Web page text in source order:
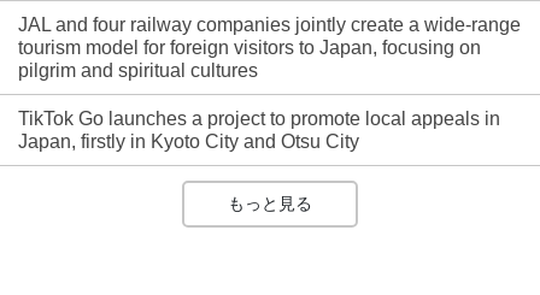
JAL and four railway companies jointly create a wide-range
tourism model for foreign visitors to Japan, focusing on
pilgrim and spiritual cultures
TikTok Go launches a project to promote local appeals in
Japan, firstly in Kyoto City and Otsu City
もっと見る